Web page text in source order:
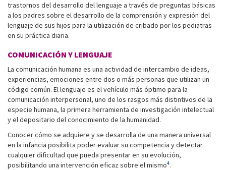
trastornos del desarrollo del lenguaje a través de preguntas básicas
a los padres sobre el desarrollo de la comprensión y expresión del
lenguaje de sus hijos para la utilización de cribado por los pediatras
en su práctica diaria.
COMUNICACIÓN Y LENGUAJE
La comunicación humana es una actividad de intercambio de ideas,
experiencias, emociones entre dos o más personas que utilizan un
código común. El lenguaje es el vehículo más óptimo para la
comunicación interpersonal, uno de los rasgos más distintivos de la
especie humana, la primera herramienta de investigación intelectual
y el depositario del conocimiento de la humanidad.
Conocer cómo se adquiere y se desarrolla de una manera universal
en la infancia posibilita poder evaluar su competencia y detectar
cualquier dificultad que pueda presentar en su evolución,
posibilitando una intervención eficaz sobre el mismo4.